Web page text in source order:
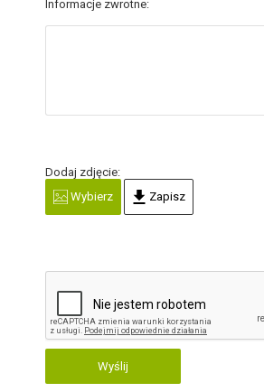
Informacje zwrotne:
Dodaj zdjęcie:
Wybierz
Zapisz
Wyślij